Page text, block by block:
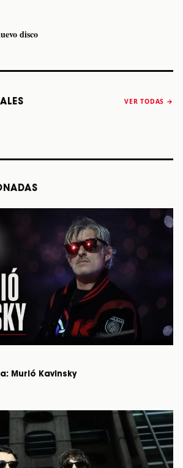
disco
VER TODAS →
Staiti, guitarrista
anuncia “Reality
Murió Kavinsky